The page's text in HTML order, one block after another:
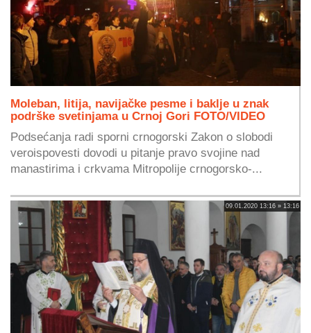
Moleban, litija, navijačke pesme i baklje u znak
podrške svetinjama u Crnoj Gori FOTO/VIDEO
Podsećanja radi sporni crnogorski Zakon o slobodi
veroispovesti dovodi u pitanje pravo svojine nad
manastirima i crkvama Mitropolije crnogorsko-...
09.01.2020 13:16 » 13:16